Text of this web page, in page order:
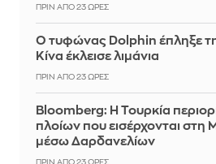
ΠΡΙΝ ΑΠΌ 23 ΏΡΕΣ
Ο τυφώνας Dolphin έπληξε
Κίνα έκλεισε λιμάνια
ΠΡΙΝ ΑΠΌ 23 ΏΡΕΣ
Bloomberg: Η Τουρκία
πλοίων που εισέρχονται
μέσω Δαρδανελίων
ΠΡΙΝ ΑΠΌ 23 ΏΡΕΣ